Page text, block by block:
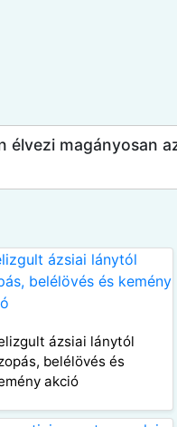
élvezi magányosan
ázsiai lánytól
belélövés és
akció